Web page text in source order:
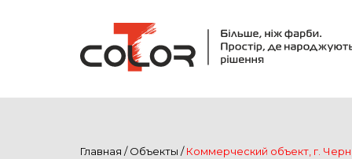
Главная /Объекты /Коммерческий объект, г.